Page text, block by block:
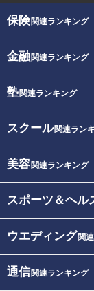
保険関連ランキング
金融関連ランキング
塾関連ランキング
スクール関連ラン
美容関連ランキング
スポーツ＆ヘル
ウエディング関
通信関連ランキング